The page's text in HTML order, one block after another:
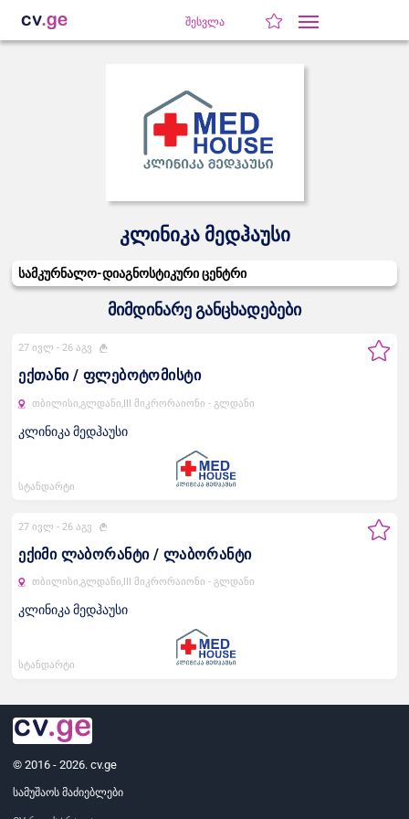
შესვლა
კლინიკა მედჰაუსი
სამკურნალო-დიაგნოსტიკური ცენტრი
მიმდინარე განცხადებები
ექთანი / ფლებოტომისტი
თბილისი, გლდანი, III მიკრორაიონი - გლდანი
კლინიკა მედჰაუსი
27 ივლ -26 აგვ
სტანდარტი
ექიმი ლაბორანტი / ლაბორანტი
თბილისი,გლდანი,III მიკრორაიონი - გლდანი
კლინიკა მედჰაუსი
27 ივლ -26 აგვ
სტანდარტი
© 2016 - 2026. cv.ge
სამუშაოს მაძიებლები